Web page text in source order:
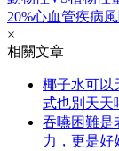
20%心血管疾病
×
相關文章
椰子水可以
式也別天天
吞嚥困難是
力，更是好